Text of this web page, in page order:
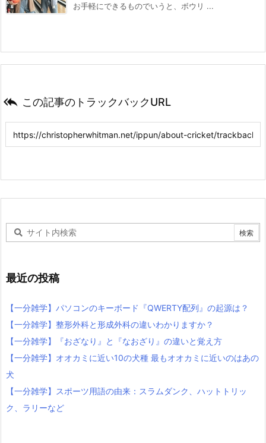
お手軽にできるものでいうと、ボウリ ...
 この記事のトラックバックURL
最近の投稿
【一分雑学】パソコンのキーボード『QWERTY配列』の起源は？
【一分雑学】整形外科と形成外科の違いわかりますか？
【一分雑学】『おざなり』と『なおざり』の違いと覚え方
【一分雑学】オオカミに近い10の犬種 最もオオカミに近いのはあの
犬
【一分雑学】スポーツ用語の由来：スラムダンク、ハットトリッ
ク、ラリーなど